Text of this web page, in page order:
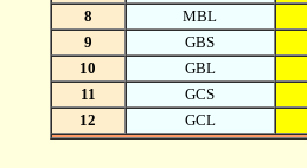
8
MBL
9
GBS
10
GBL
11
GCS
12
GCL